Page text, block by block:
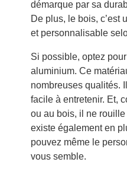
démarque par sa
De plus, le bois, c’est
et personnalisable
Si possible, optez
aluminium. Ce
nombreuses qualités.
facile à entretenir. Et,
ou au bois, il ne rouille
existe également en
pouvez même le
vous semble.